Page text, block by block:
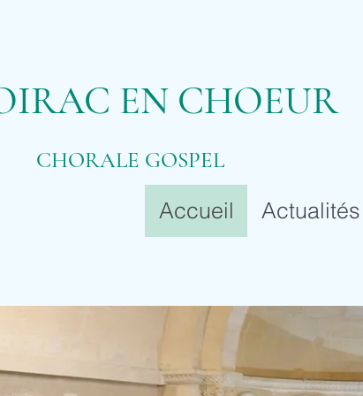
EN CHOEUR
CHORALE GOSPEL
Accueil Actualités